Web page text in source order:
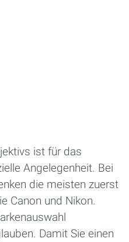
ist für das
Angelegenheit. Bei
die meisten zuerst
Canon und Nikon.
Damit Sie einen